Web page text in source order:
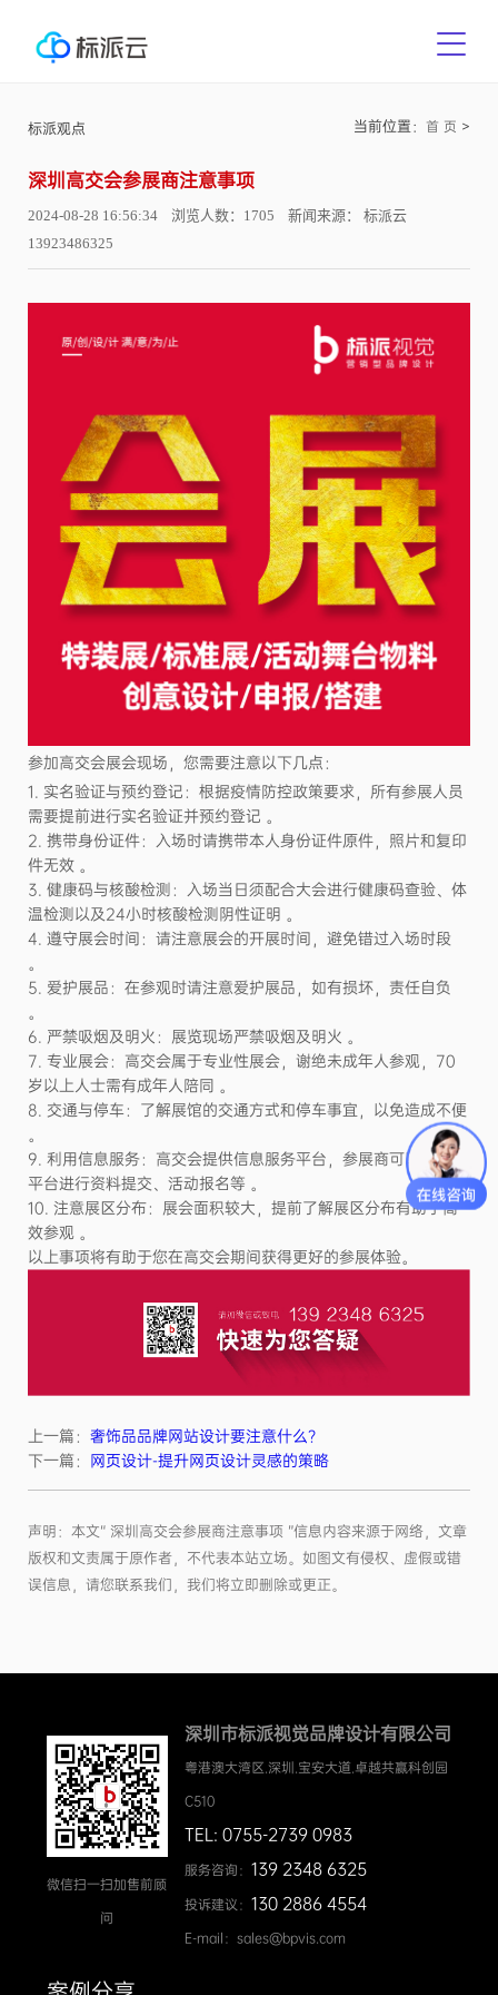
标派观点 当前位置： 首 页 >
深圳高交会参展商注意事项
2024-08-28 16:56:34 浏览人数：1705 新闻来源： 标派云
13923486325
参加高交会展会现场，您需要注意以下几点：
1. 实名验证与预约登记：根据疫情防控政策要求，所有参展人员
需要提前进行实名验证并预约登记 。
2. 携带身份证件：入场时请携带本人身份证件原件，照片和复印
件无效 。
3. 健康码与核酸检测：入场当日须配合大会进行健康码查验、体
温检测以及24小时核酸检测阴性证明 。
4. 遵守展会时间：请注意展会的开展时间，避免错过入场时段
。
5. 爱护展品：在参观时请注意爱护展品，如有损坏，责任自负
。
6. 严禁吸烟及明火：展览现场严禁吸烟及明火 。
7. 专业展会：高交会属于专业性展会，谢绝未成年人参观，70
岁以上人士需有成年人陪同 。
8. 交通与停车：了解展馆的交通方式和停车事宜，以免造成不便
。
9. 利用信息服务：高交会提供信息服务平台，参展商可以通过该
平台进行资料提交、活动报名等 。
10. 注意展区分布：展会面积较大，提前了解展区分布有助于高
效参观 。
以上事项将有助于您在高交会期间获得更好的参展体验。
上一篇： 奢饰品品牌网站设计要注意什么？
下一篇： 网页设计-提升网页设计灵感的策略
声明：本文“ 深圳高交会参展商注意事项 ”信息内容来源于网络，文章
版权和文责属于原作者，不代表本站立场。如图文有侵权、虚假或错
误信息，请您联系我们，我们将立即删除或更正。
微信扫一扫加售前顾
问
深圳市标派视觉品牌设计有限公司
粤港澳大湾区.深圳.宝安大道.卓越共赢科创园
C510
TEL: 0755-2739 0983
服务咨询： 139 2348 6325
投诉建议： 130 2886 4554
E-mail：sales@bpvis.com